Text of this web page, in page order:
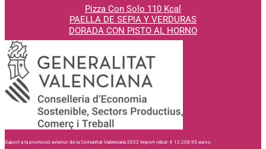
Pizza Con Solo 110 Kcal
PAELLA DE SEPIA Y VERDURAS
DORADA CON PISTO AL HORNO
Suport a la promoció exterior de la Comunitat Valenciana 2022 Import rebut: € 12.208,95 euros.